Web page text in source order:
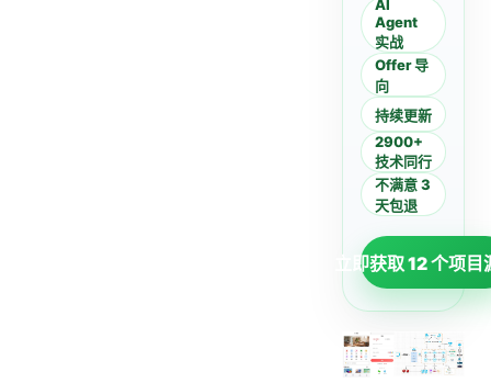
AI
Agent
实战
Offer 导
向
持续更新
2900+
技术同行
不满意 3
天包退
立即获取 12 个项